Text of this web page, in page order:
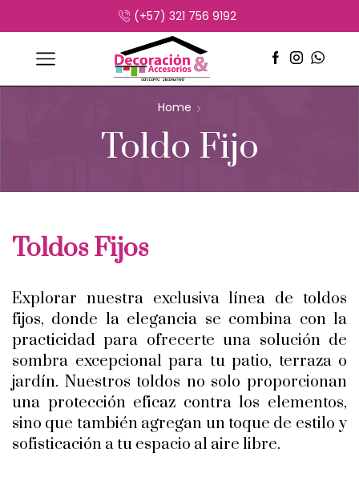
(+57) 321 756 9192
Home
Toldo Fijo
Toldos Fijos
Explorar nuestra exclusiva línea de toldos
fijos, donde la elegancia se combina con la
practicidad para ofrecerte una solución de
sombra excepcional para tu patio, terraza o
jardín. Nuestros toldos no solo proporcionan
una protección eficaz contra los elementos,
sino que también agregan un toque de estilo y
sofisticación a tu espacio al aire libre.